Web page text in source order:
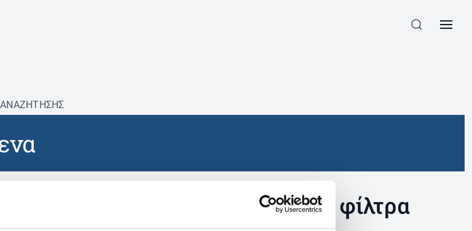
προϊόντα με τα συγκεκριμένα φίλτρα